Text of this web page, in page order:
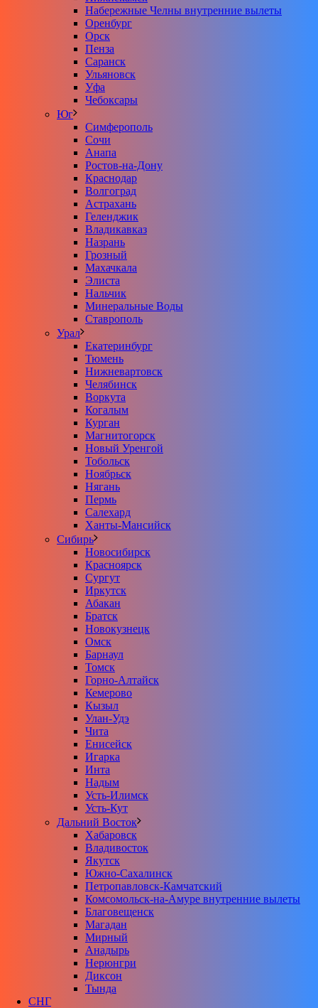
Набережные Челны внутренние вылеты
Оренбург
Орск
Пенза
Саранск
Ульяновск
Уфа
Чебоксары
Юг
Симферополь
Сочи
Анапа
Ростов-на-Дону
Краснодар
Волгоград
Астрахань
Геленджик
Владикавказ
Назрань
Грозный
Махачкала
Элиста
Нальчик
Минеральные Воды
Ставрополь
Урал
Екатеринбург
Тюмень
Нижневартовск
Челябинск
Воркута
Когалым
Курган
Магнитогорск
Новый Уренгой
Тобольск
Ноябрьск
Нягань
Пермь
Салехард
Ханты-Мансийск
Сибирь
Новосибирск
Красноярск
Сургут
Иркутск
Абакан
Братск
Новокузнецк
Омск
Барнаул
Томск
Горно-Алтайск
Кемерово
Кызыл
Улан-Удэ
Чита
Енисейск
Игарка
Инта
Надым
Усть-Илимск
Усть-Кут
Дальний Восток
Хабаровск
Владивосток
Якутск
Южно-Сахалинск
Петропавловск-Камчатский
Комсомольск-на-Амуре внутренние вылеты
Благовещенск
Магадан
Мирный
Анадырь
Нерюнгри
Диксон
Тында
СНГ